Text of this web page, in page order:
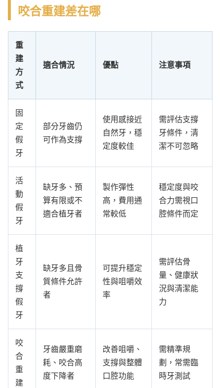
咬合重建差在哪
重
建
方
式
適合情況 優點 注意事項
固
定
假
牙
部分牙齒仍
可作為支撐
使用感接近
自然牙，穩
定度較佳
需評估支撐
牙條件，清
潔不可忽略
活
動
假
牙
缺牙多、預
算有限或不
適合植牙者
製作彈性
高，費用通
常較低
穩定度與咬
合力需視口
腔條件而定
植
牙
支
撐
假
牙
缺牙多且骨
質條件允許
者
可提升穩定
性與咀嚼效
率
需評估骨
量、健康狀
況與清潔能
力
咬
合
重
建
牙齒嚴重磨
耗、咬合高
度下降者
改善咀嚼、
支撐與整體
口腔功能
需精準規
劃，常需臨
時牙測試